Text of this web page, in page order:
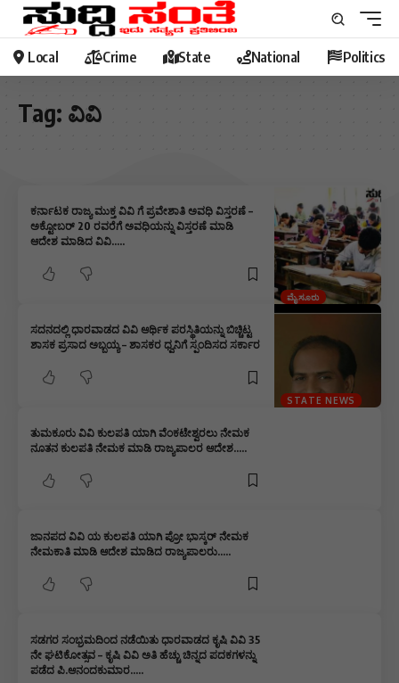
Local Crime State National Politics
Tag: ವಿವಿ
ಮೈಸೂರು
ಕರ್ನಾಟಕ ರಾಜ್ಯ ಮುಕ್ತ ವಿವಿ ಗೆ ಪ್ರವೇಶಾತಿ ಅವಧಿ ವಿಸ್ತರಣೆ –
ಅಕ್ಟೋಬರ್ 20 ರವರೆಗೆ ಅವಧಿಯನ್ನು ವಿಸ್ತರಣೆ ಮಾಡಿ
ಆದೇಶ ಮಾಡಿದ ವಿವಿ…..
STATE NEWS
ಸದನದಲ್ಲಿ ಧಾರವಾಡದ ವಿವಿ ಆರ್ಥಿಕ ಪರಸ್ಥಿತಿಯನ್ನು ಬಿಚ್ಚಿಟ್ಟ
ಶಾಸಕ ಪ್ರಸಾದ ಅಬ್ಬಯ್ಯ – ಶಾಸಕರ ಧ್ವನಿಗೆ ಸ್ಪಂದಿಸದ ಸರ್ಕಾರ
ತುಮಕೂರು ವಿವಿ ಕುಲಪತಿ ಯಾಗಿ ವೆಂಕಟೇಶ್ವರಲು ನೇಮಕ
ನೂತನ ಕುಲಪತಿ ನೇಮಕ ಮಾಡಿ ರಾಜ್ಯಪಾಲರ ಆದೇಶ…..
ಜಾನಪದ ವಿವಿ ಯ ಕುಲಪತಿ ಯಾಗಿ ಪ್ರೋ ಭಾಸ್ಕರ್ ನೇಮಕ
ನೇಮಕಾತಿ ಮಾಡಿ ಆದೇಶ ಮಾಡಿದ ರಾಜ್ಯಪಾಲರು…..
ಸಡಗರ ಸಂಭ್ರಮದಿಂದ ನಡೆಯಿತು ಧಾರವಾಡದ ಕೃಷಿ ವಿವಿ 35
ನೇ ಘಟಿಕೋತ್ಸವ – ಕೃಷಿ ವಿವಿ ಅತಿ ಹೆಚ್ಚು ಚಿನ್ನದ ಪದಕಗಳನ್ನು
ಪಡೆದ ಪಿ.ಆನಂದಕುಮಾರ…..